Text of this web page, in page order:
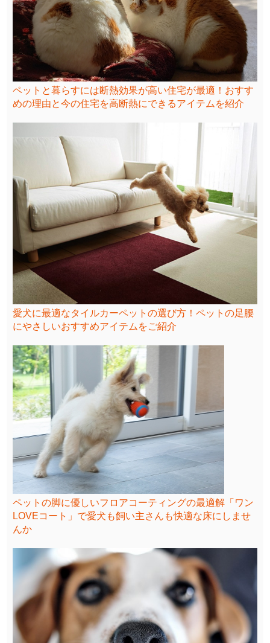
ペットと暮らすには断熱効果が高い住宅が最適！おすす
めの理由と今の住宅を高断熱にできるアイテムを紹介
愛犬に最適なタイルカーペットの選び方！ペットの足腰
にやさしいおすすめアイテムをご紹介
ペットの脚に優しいフロアコーティングの最適解「ワン
LOVEコート」で愛犬も飼い主さんも快適な床にしませ
んか